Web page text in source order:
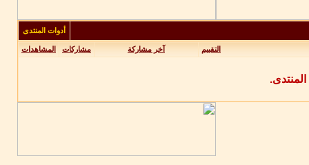
أدوات المنتدى
التقييم آخر مشاركة مشاركات المشاهدات